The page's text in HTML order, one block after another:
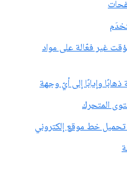
غير فعّالة على مواد
وإيابًا إلى أيّ وجهة
المتحرك
خط موقع إلكتروني